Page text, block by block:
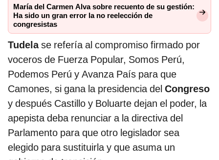
María del Carmen Alva sobre recuento de su gestión:
Ha sido un gran error la no reelección de
congresistas
Tudelase refería al compromiso firmado por
voceros de Fuerza Popular, Somos Perú,
Podemos Perú y Avanza País para que
Camones, si gana la presidencia del Congreso
y después Castillo y Boluarte dejan el poder, la
apepista deba renunciar a la directiva del
Parlamento para que otro legislador sea
elegido para sustituirla y que asuma un